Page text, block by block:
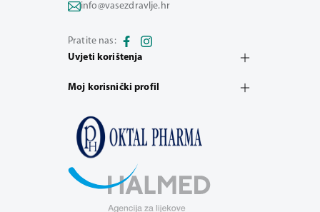
info@vasezdravlje.hr
Pratite nas:
Uvjeti korištenja
Moj korisnički profil